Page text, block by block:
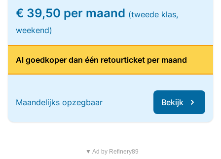
€ 39,50 per maand (tweede klas,
weekend)
Al goedkoper dan één retourticket per maand
Maandelijks opzegbaar Bekijk
▼ Ad by Refinery89